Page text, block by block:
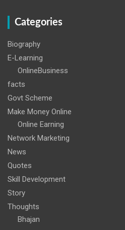
Categories
Biography
E-Learning
OnlineBusiness
facts
Govt Scheme
Make Money Online
Online Earning
Network Marketing
News
Quotes
Skill Development
Story
Thoughts
Bhajan